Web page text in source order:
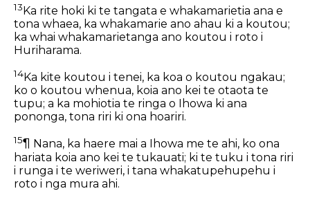
13Ka rite hoki ki te tangata e whakamarietia ana e
tona whaea, ka whakamarie ano ahau ki a koutou;
ka whai whakamarietanga ano koutou i roto i
Huriharama.
14Ka kite koutou i tenei, ka koa o koutou ngakau;
ko o koutou whenua, koia ano kei te otaota te
tupu; a ka mohiotia te ringa o Ihowa ki ana
pononga, tona riri ki ona hoariri.
15¶ Nana, ka haere mai a Ihowa me te ahi, ko ona
hariata koia ano kei te tukauati; ki te tuku i tona riri
i runga i te weriweri, i tana whakatupehupehu i
roto i nga mura ahi.